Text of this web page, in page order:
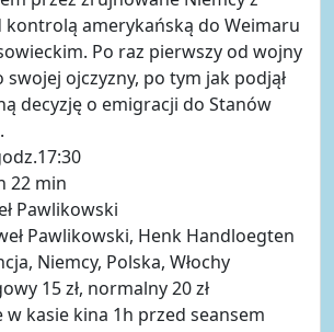
amerykańską do Weimaru
Po raz pierwszy od wojny
ojczyzny, po tym jak podjął
decyzję o emigracji do Stanów
22 min
Pawlikowski
Pawlikowski, Henk Handloegten
Niemcy, Polska, Włochy
15 zł, normalny 20 zł
w kasie kina 1h przed seansem